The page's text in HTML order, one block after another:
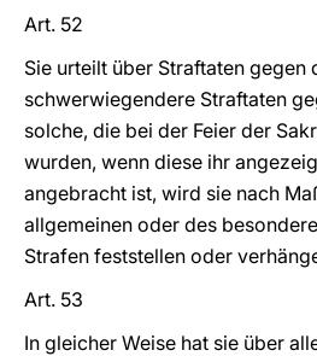
Art. 52
Sie urteilt über Straftaten gegen
schwerwiegendere Straftaten
solche, die bei der Feier der
wurden, wenn diese ihr
angebracht ist, wird sie nach
allgemeinen oder des
Strafen feststellen oder
Art. 53
In gleicher Weise hat sie über